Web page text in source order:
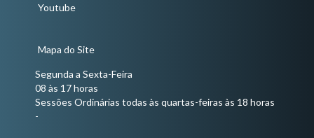
Youtube
Mapa do Site
Segunda a Sexta-Feira
08 às 17 horas
Sessões Ordinárias todas às quartas-feiras às 18 horas
-